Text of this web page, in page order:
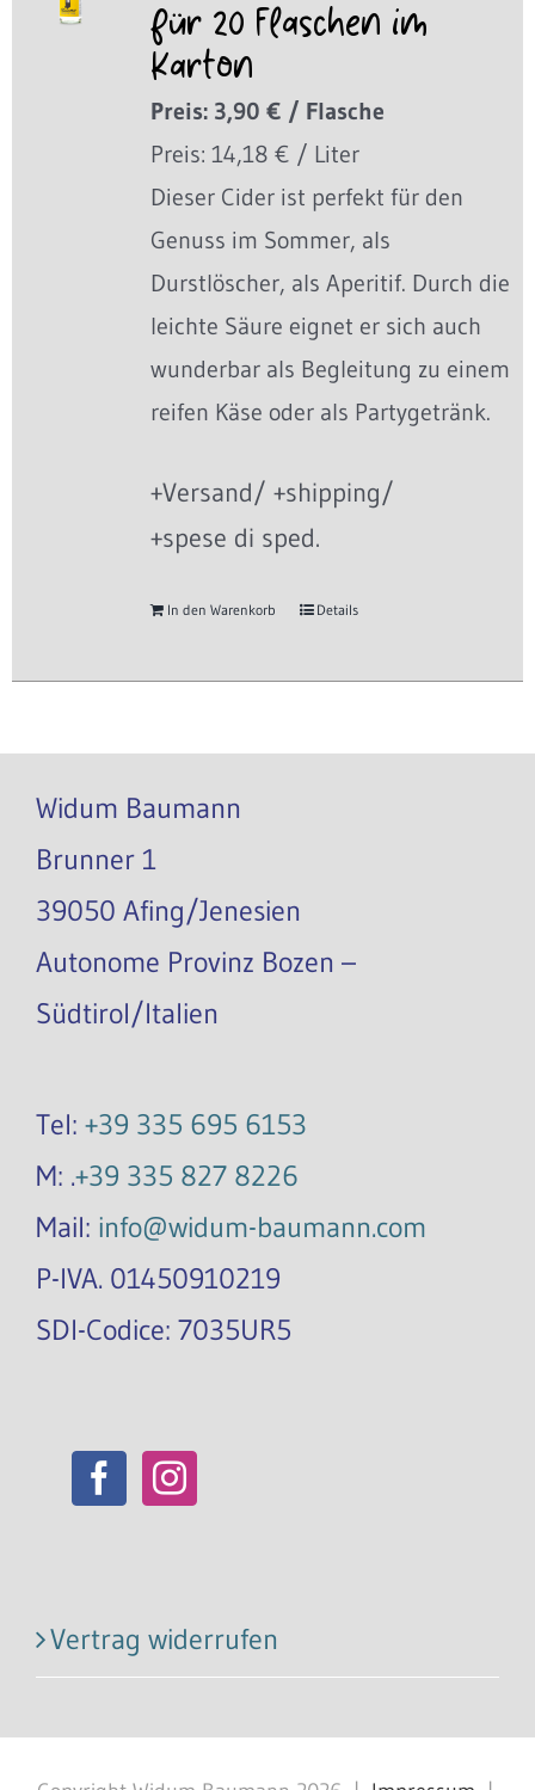
für 20 Flaschen im
Karton
Preis: 3,90 € / Flasche
Preis: 14,18 € / Liter
Dieser Cider ist perfekt für den
Genuss im Sommer, als
Durstlöscher, als Aperitif. Durch die
leichte Säure eignet er sich auch
wunderbar als Begleitung zu einem
reifen Käse oder als Partygetränk.
+Versand/ +shipping/
+spese di sped.
In den Warenkorb Details
Widum Baumann
Brunner 1
39050 Afing/Jenesien
Autonome Provinz Bozen –
Südtirol/Italien
Tel: +39 335 695 6153
M: .+39 335 827 8226
Mail: info@widum-baumann.com
P-IVA. 01450910219
SDI-Codice: 7035UR5
Vertrag widerrufen